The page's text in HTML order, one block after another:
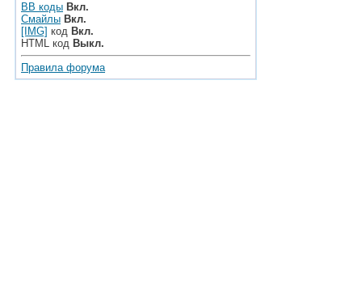
BB коды Вкл.
Смайлы Вкл.
[IMG] код Вкл.
HTML код Выкл.
Правила форума